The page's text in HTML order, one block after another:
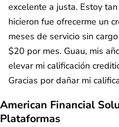
excelente a justa. Estoy
hicieron fue ofrecerme un
meses de servicio sin
$20 por mes. Guau, mis
elevar mi calificación
Gracias por dañar mi
American Financial
Plataformas